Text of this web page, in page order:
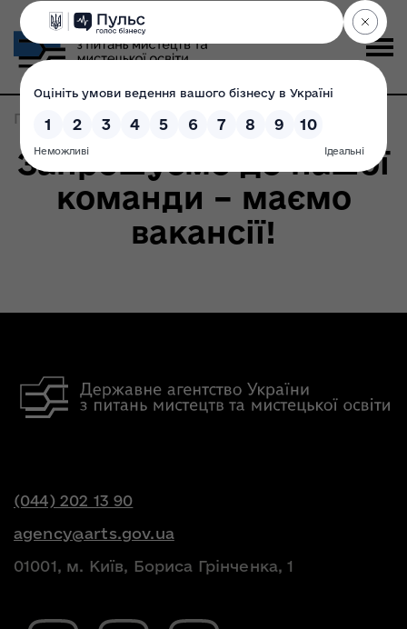
Головна Записи по метке: вакансія
Запрошуємо до нашої
команди – маємо
вакансії!
(044) 202 13 90
agency@arts.gov.ua
01001, м. Київ, Бориса Грінченка, 1